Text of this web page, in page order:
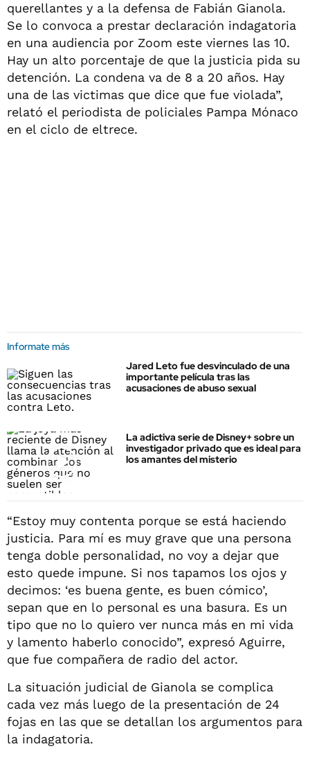
querellantes y a la defensa de Fabián Gianola.
Se lo convoca a prestar declaración indagatoria
en una audiencia por Zoom este viernes las 10.
Hay un alto porcentaje de que la justicia pida su
detención. La condena va de 8 a 20 años. Hay
una de las victimas que dice que fue violada”,
relató el periodista de policiales Pampa Mónaco
en el ciclo de eltrece.
Informate más
Jared Leto fue desvinculado de una
importante película tras las
acusaciones de abuso sexual
La adictiva serie de Disney+ sobre un
investigador privado que es ideal para
los amantes del misterio
“Estoy muy contenta porque se está haciendo
justicia. Para mí es muy grave que una persona
tenga doble personalidad, no voy a dejar que
esto quede impune. Si nos tapamos los ojos y
decimos: ‘es buena gente, es buen cómico’,
sepan que en lo personal es una basura. Es un
tipo que no lo quiero ver nunca más en mi vida
y lamento haberlo conocido”, expresó Aguirre,
que fue compañera de radio del actor.
La situación judicial de Gianola se complica
cada vez más luego de la presentación de 24
fojas en las que se detallan los argumentos para
la indagatoria.